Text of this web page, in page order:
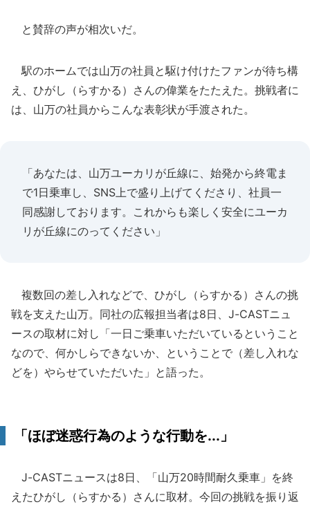
と賛辞の声が相次いだ。
駅のホームでは山万の社員と駆け付けたファンが待ち構
え、ひがし（らすかる）さんの偉業をたたえた。挑戦者に
は、山万の社員からこんな表彰状が手渡された。
「あなたは、山万ユーカリが丘線に、始発から終電ま
で1日乗車し、SNS上で盛り上げてくださり、社員一
同感謝しております。これからも楽しく安全にユーカ
リが丘線にのってください」
複数回の差し入れなどで、ひがし（らすかる）さんの挑
戦を支えた山万。同社の広報担当者は8日、J-CASTニュ
ースの取材に対し「一日ご乗車いただいているということ
なので、何かしらできないか、ということで（差し入れな
どを）やらせていただいた」と語った。
「ほぼ迷惑行為のような行動を...」
J-CASTニュースは8日、「山万20時間耐久乗車」を終
えたひがし（らすかる）さんに取材。今回の挑戦を振り返